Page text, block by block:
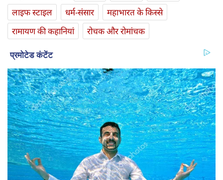
लाइफ स्‍टाइल
धर्म-संसार
महाभारत के किस्से
रामायण की कहानियां
रोचक और रोमांचक